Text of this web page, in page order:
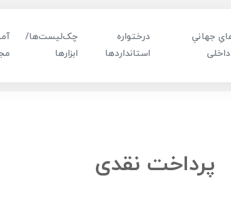
جهانیِ
درختواره
استانداردها
چک‌لیست‌ها/
ابزارها
پرداخت نقدی